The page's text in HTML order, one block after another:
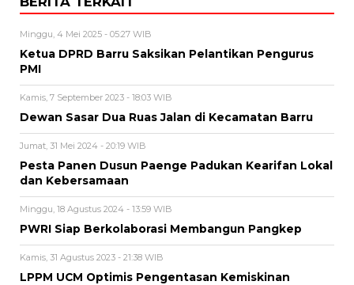
Minggu, 4 Mei 2025 - 05:27 WIB
Ketua DPRD Barru Saksikan Pelantikan Pengurus
PMI
Kamis, 7 September 2023 - 18:03 WIB
Dewan Sasar Dua Ruas Jalan di Kecamatan Barru
Jumat, 31 Mei 2024 - 20:19 WIB
Pesta Panen Dusun Paenge Padukan Kearifan Lokal
dan Kebersamaan
Minggu, 18 Agustus 2024 - 13:59 WIB
PWRI Siap Berkolaborasi Membangun Pangkep
Kamis, 31 Agustus 2023 - 21:38 WIB
LPPM UCM Optimis Pengentasan Kemiskinan